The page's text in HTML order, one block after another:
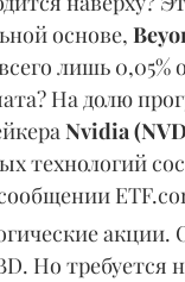
основе,
лишь 0,05%
На долю
Nvidia
технологий
Но требуется